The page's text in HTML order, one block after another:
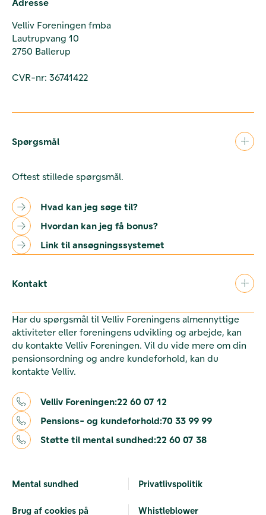
Velliv Foreningen fmba
Lautrupvang 10
2750 Ballerup
CVR-nr: 36741422
Spørgsmål
Oftest stillede spørgsmål.
Hvad kan jeg søge til?
Hvordan kan jeg få bonus?
Link til ansøgningssystemet
Kontakt
Har du spørgsmål til Velliv Foreningens almennyttige
aktiviteter eller foreningens udvikling og arbejde, kan
du kontakte Velliv Foreningen. Vil du vide mere om din
pensionsordning og andre kundeforhold, kan du
kontakte Velliv.
Velliv Foreningen:22 60 07 12
Pensions- og kundeforhold:70 33 99 99
Støtte til mental sundhed:22 60 07 38
Mental sundhed Privatlivspolitik
Brug af cookies på Whistleblower